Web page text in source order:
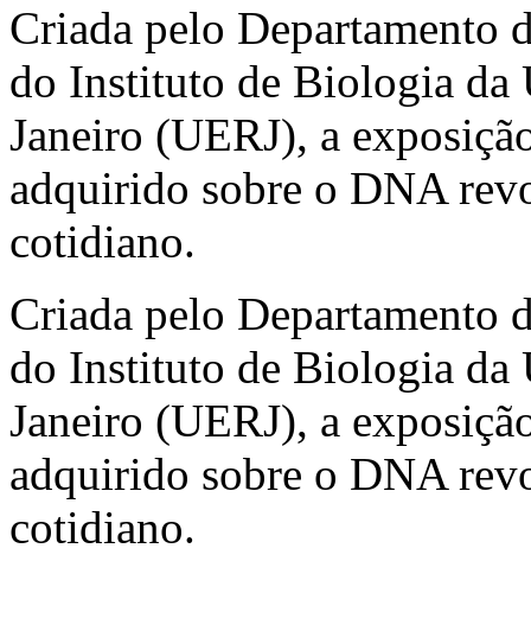
Criada pelo Departamento
do Instituto de Biologia da
Janeiro (UERJ), a
adquirido sobre o DNA
cotidiano.
Criada pelo Departamento
do Instituto de Biologia da
Janeiro (UERJ), a
adquirido sobre o DNA
cotidiano.